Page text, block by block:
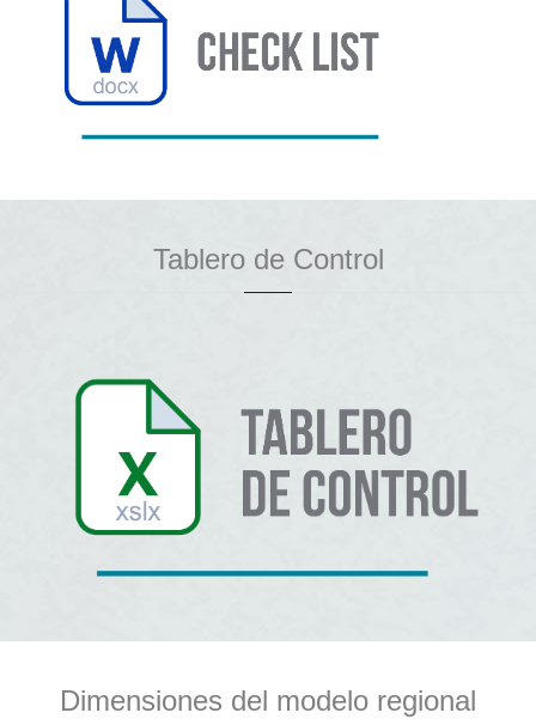
Tablero de Control
Dimensiones del modelo regional